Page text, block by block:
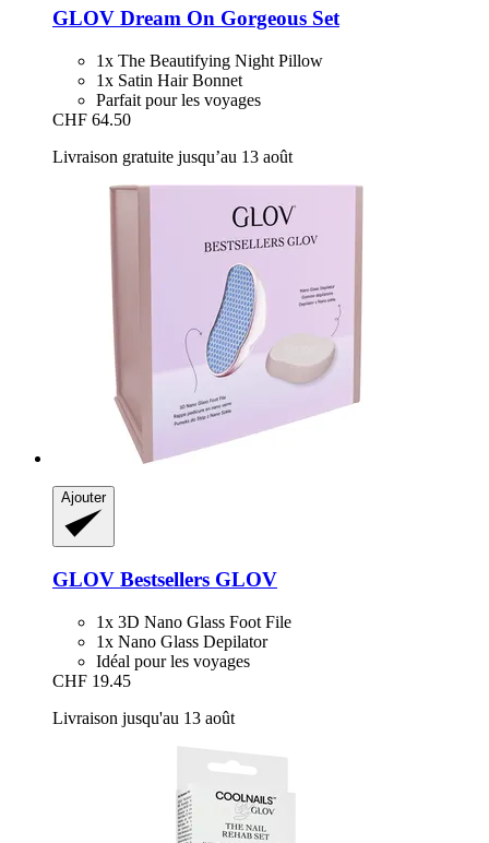
GLOV Dream On Gorgeous Set
1x The Beautifying Night Pillow
1x Satin Hair Bonnet
Parfait pour les voyages
CHF 64.50
Livraison gratuite jusqu’au 13 août
Ajouter
GLOV Bestsellers GLOV
1x 3D Nano Glass Foot File
1x Nano Glass Depilator
Idéal pour les voyages
CHF 19.45
Livraison jusqu'au 13 août